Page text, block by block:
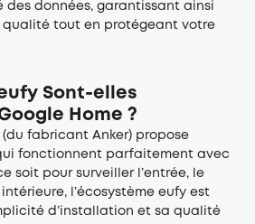
des données, garantissant ainsi
qualité tout en protégeant votre
Sont-elles
Home ?
fabricant Anker) propose
fonctionnent parfaitement avec
soit pour surveiller l’entrée, le
l’écosystème eufy est
d’installation et sa qualité